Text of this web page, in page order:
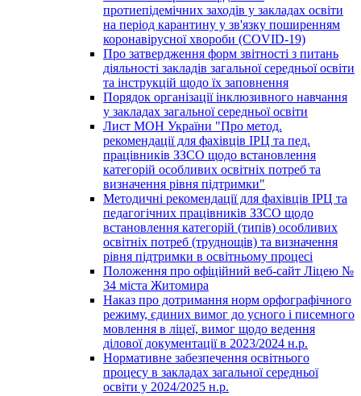
протиепідемічних заходів у закладах освіти
на період карантину у зв'язку поширенням
коронавірусної хвороби (COVID-19)
Про затвердження форм звітності з питань
діяльності закладів загальної середньої освіти
та інструкцій щодо їх заповнення
Порядок організації інклюзивного навчання
у закладах загальної середньої освіти
Лист МОН України "Про метод.
рекомендації для фахівців ІРЦ та пед.
працівників ЗЗСО щодо встановлення
категорій особливих освітніх потреб та
визначення рівня підтримки"
Методичні рекомендації для фахівців ІРЦ та
педагогічних працівників ЗЗСО щодо
встановлення категорій (типів) особливих
освітніх потреб (труднощів) та визначення
рівня підтримки в освітньому процесі
Положення про офіційний веб-сайт Ліцею №
34 міста Житомира
Наказ про дотримання норм орфографічного
режиму, єдиних вимог до усного і писемного
мовлення в ліцеї, вимог щодо ведення
ділової документації в 2023/2024 н.р.
Нормативне забезпечення освітнього
процесу в закладах загальної середньої
освіти у 2024/2025 н.р.